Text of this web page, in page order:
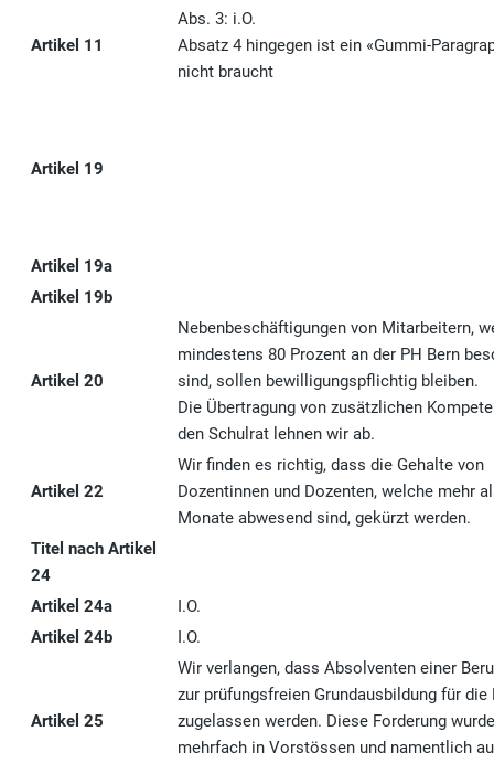
Artikel 11
Abs. 3: i.O.
Absatz 4 hingegen ist ein «Gummi-
nicht braucht
Artikel 19
Artikel 19a
Artikel 19b
Artikel 20
Nebenbeschäftigungen von Mitarbeitern,
mindestens 80 Prozent an der PH Bern
sind, sollen bewilligungspflichtig bleiben.
Die Übertragung von zusätzlichen
den Schulrat lehnen wir ab.
Artikel 22
Wir finden es richtig, dass die Gehalte von
Dozentinnen und Dozenten, welche mehr
Monate abwesend sind, gekürzt werden.
Titel nach Artikel
24
Artikel 24a
I.O.
Artikel 24b
I.O.
Artikel 25
Wir verlangen, dass Absolventen einer
zur prüfungsfreien Grundausbildung für
zugelassen werden. Diese Forderung
mehrfach in Vorstössen und namentlich